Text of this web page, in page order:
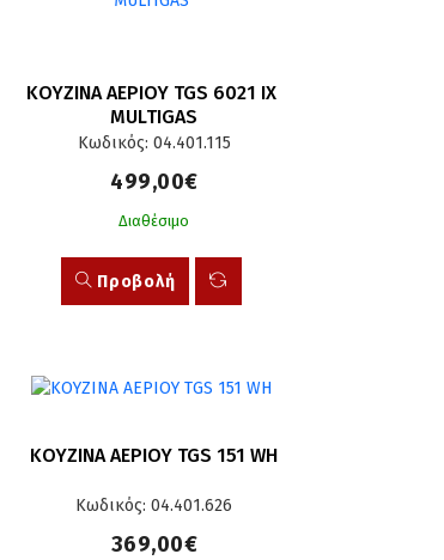
ΚΟΥΖΙΝΑ ΑΕΡΙΟΥ TGS 6021 IX
MULTIGAS
Κωδικός: 04.401.115
499,00€
Διαθέσιμο
Προβολή
ΚΟΥΖΙΝΑ ΑΕΡΙΟΥ TGS 151 WH
Κωδικός: 04.401.626
369,00€